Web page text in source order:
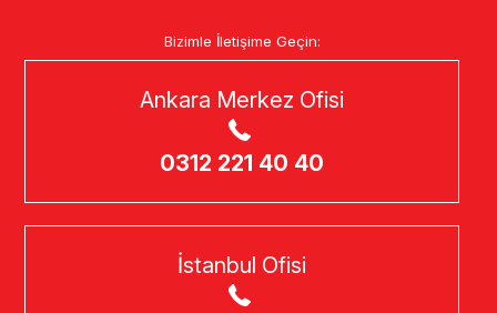
Bizimle İletişime Geçin:
Ankara Merkez Ofisi
0312 221 40 40
İstanbul Ofisi